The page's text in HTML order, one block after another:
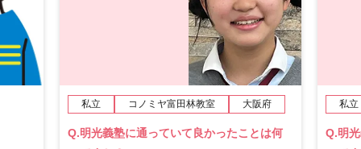
私立 コノミヤ富田林教室 大阪府
Q.明光義塾に通っていて良かったことは何
私立
Q.明